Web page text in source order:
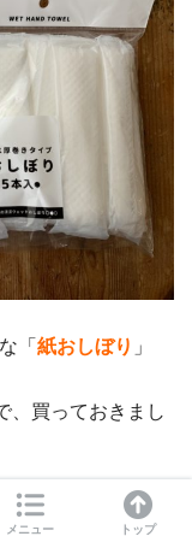
「 紙おしぼり 」
、買っておきまし
しぼりは最高に便
メニュー トップ